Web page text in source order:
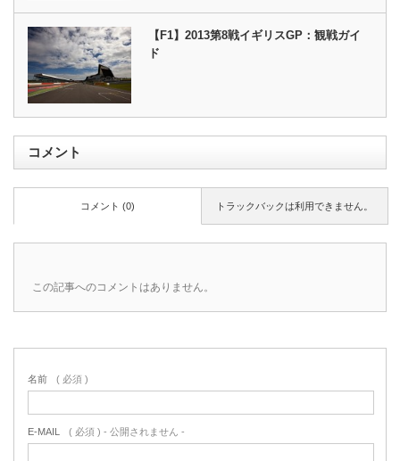
【F1】2013第8戦イギリスGP：観戦ガイ
ド
コメント
トラックバックは利用できません。
コメント (0)
この記事へのコメントはありません。
名前 ( 必須 )
E-MAIL ( 必須 ) - 公開されません -